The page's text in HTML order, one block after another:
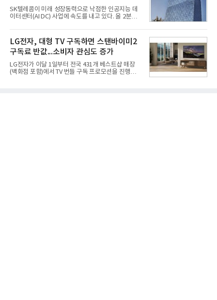
중하겠다는 취지로 풀이된다.7일 업계에 따르면 카카
오는 올해 2분기 연결 기준 매출 2조985억원, 영업이
익 2770억원을 기록했다. 전년 동기 대비 매출과 영업
은 4884억
SK텔레콤이 미래 성장동력으로 낙점한 인공지능 데
이터센터(AI DC) 사업에 속도를 내고 있다. 올 2분기
는 2035년까지 총 15GW(기가와트) 규모의 AI DC를
구축하겠다는 대형 청사진을 제시하면서다. 이에 따
라 경쟁 구도 역시 이동통신사인 KT, LG유플러스를
넘어 네이버, 삼성SDS 등 IT 인프라 기업으로 확장되
고 있다.7일 SK텔레콤에 따르면 회사는 올해 2분기
연결 기준 매출 4조 3591억원, 영업이익 5660억원을
기록했다. 매출은 전년 동기 대비 0.5%, 영업이익은
LG전자, 대형 TV 구독하면 스탠바이미2
구독료 반값...소비자 관심도 증가
LG전자가 이달 1일부터 전국 431개 베스트샵 매장
(백화점 포함)에서 TV 번들 구독 프로모션을 진행하고